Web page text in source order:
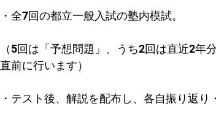
・全7回の都立一般入試の塾内模試。
（5回は「予想問題」、うち2回は直近2
直前に行います）
・テスト後、解説を配布し、各自振り返り